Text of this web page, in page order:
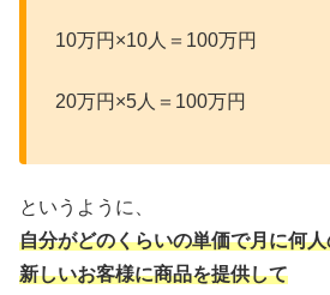
10万円×10人＝100万円
20万円×5人＝100万円
というように、
自分がどのくらいの単価で月に何人
新しいお客様に商品を提供して